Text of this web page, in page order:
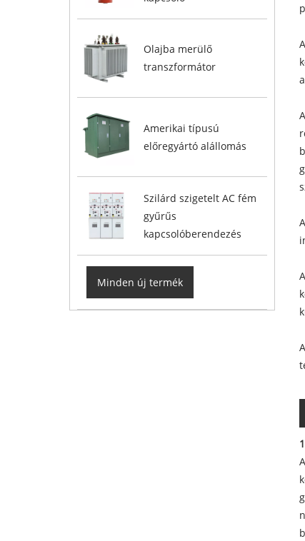
Olajba merülő
transzformátor
Amerikai típusú
előregyártó alállomás
Szilárd szigetelt AC fém
gyűrűs
kapcsolóberendezés
Minden új termék